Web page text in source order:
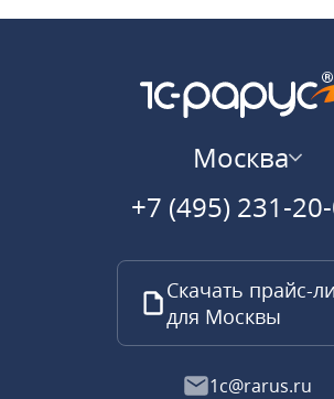
Москва
+7 (495) 231-
Скачать прайс-
для Москвы
1c@rarus.ru